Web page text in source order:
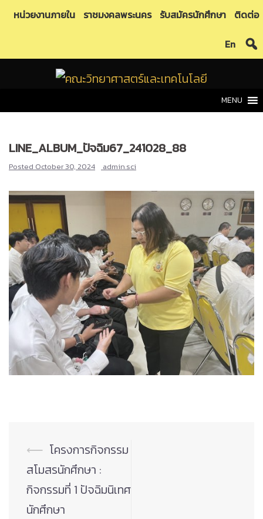
Skipหน่วยงานภายใน ราชมงคลพระนคร รับสมัครนักศึกษา ติดต่อ
En
MENU
LINE_ALBUM_ปัจฉิม67_241028_88
Posted October 30, 2024 admin.sci
Post
navigation
⟵ โครงการกิจกรรม
สโมสรนักศึกษา :
กิจกรรมที่ 1 ปัจฉิมนิเทศ
นักศึกษา